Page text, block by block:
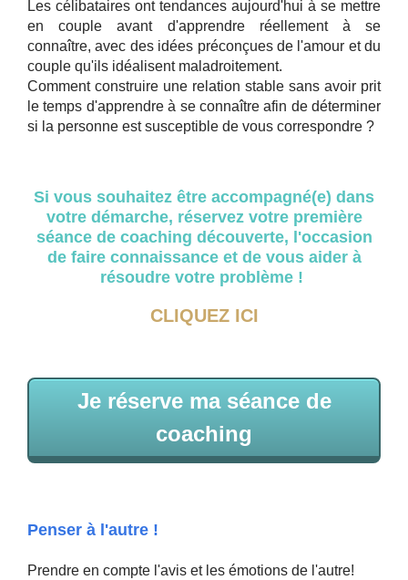
Les célibataires ont tendances aujourd'hui à se mettre
en couple avant d'apprendre réellement à se
connaître, avec des idées préconçues de l'amour et du
couple qu'ils idéalisent maladroitement.
Comment construire une relation stable sans avoir prit
le temps d'apprendre à se connaître afin de déterminer
si la personne est susceptible de vous correspondre ?
Si vous souhaitez être accompagné(e) dans
votre démarche, réservez votre première
séance de coaching découverte, l'occasion
de faire connaissance et de vous aider à
résoudre votre problème !
CLIQUEZ ICI
Je réserve ma séance de
coaching
Penser à l'autre !
Prendre en compte l'avis et les émotions de l'autre!